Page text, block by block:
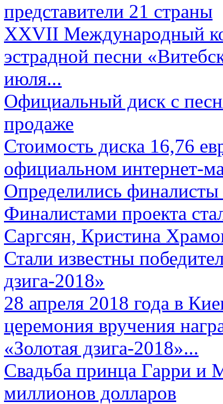
представители 21 страны
XXVII Международный
эстрадной песни
июля...
Официальный диск с
продаже
Стоимость диска 16,76
официальном интернет-
Определились
Финалистами проекта
Саргсян, Кристина
Стали известны
дзига-2018»
28 апреля 2018 года в
церемония вручения
«Золотая дзига-2018»...
Свадьба принца Гарри и
миллионов долларов